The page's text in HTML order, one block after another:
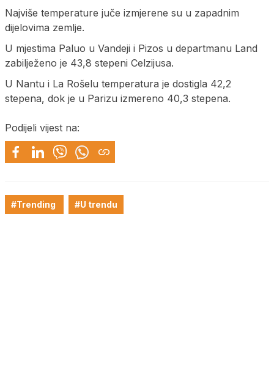
Najviše temperature juče izmjerene su u zapadnim
dijelovima zemlje.
U mjestima Paluo u Vandeji i Pizos u departmanu Land
zabilježeno je 43,8 stepeni Celzijusa.
U Nantu i La Rošelu temperatura je dostigla 42,2
stepena, dok je u Parizu izmereno 40,3 stepena.
Podijeli vijest na:
#Trending #U trendu